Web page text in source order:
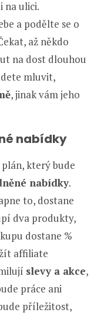
na ulici.
a podělte se o
až někdo
na dost dlouhou
mluvit,
, jinak vám jeho
nabídky
který bude
nabídky.
to, dostane
dva produkty,
dostane %
affiliate
slevy a akce,
práce ani
příležitost,